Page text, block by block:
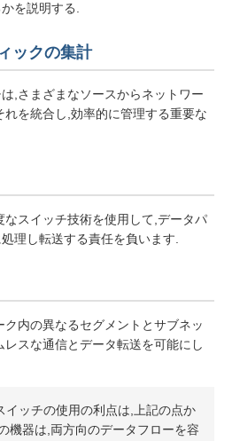
を説明する.
ックの集計
,さまざまなソースからネットワー
を統合し,効率的に管理する重要な
なスイッチ技術を使用して,データパ
理し転送する責任を負います.
内の異なるセグメントとサブネッ
レスな通信とデータ転送を可能にし
イッチの使用の利点は,上記の点か
機器は,両方向のデータフローを容